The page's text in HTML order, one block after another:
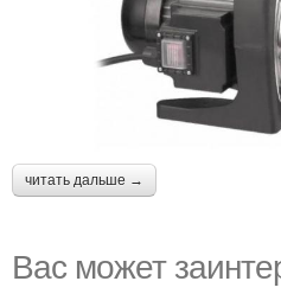
читать дальше →
Вас может